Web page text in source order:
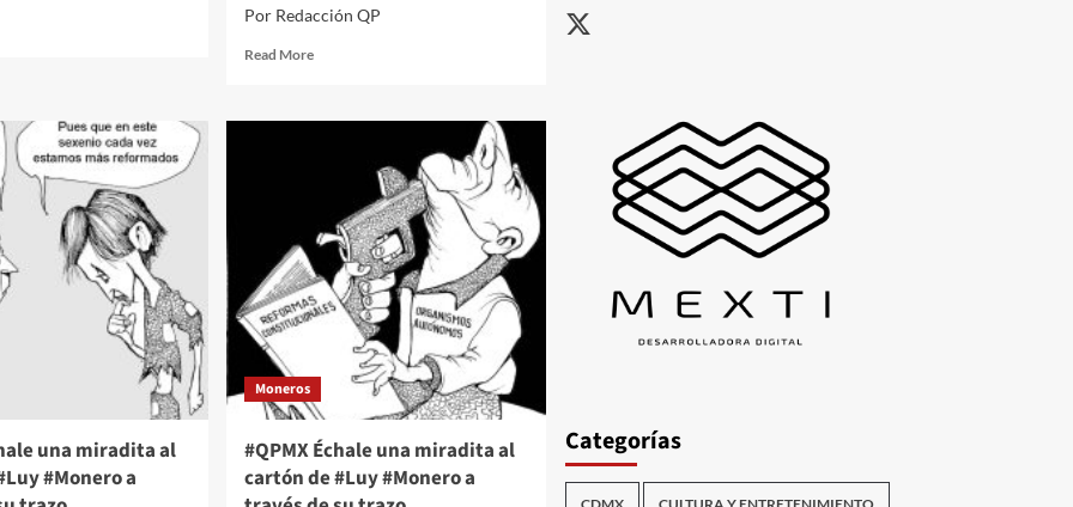
Migrantes
Por Redacción QP
Read MoreRead
#QPMX
cartón
#Luy
#Monero
a
trazo
editorial///Rechazo
a
la
una miradita al
#Monero a
Moneros
#QPMX Échale una miradita al
cartón de #Luy #Monero a
X
Categorías